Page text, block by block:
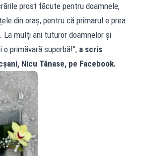
prost făcute pentru doamnele,
din oraș, pentru că primarul e prea
La mulți ani tuturor doamnelor și
o primăvară superbă!", a scris
Nicu Tănase, pe Facebook.